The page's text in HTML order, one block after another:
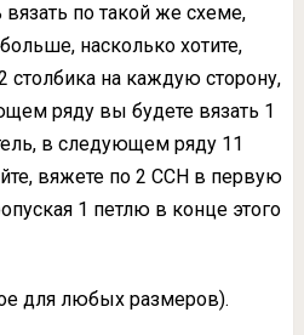
по такой же схеме,
насколько хотите,
столбика на каждую сторону,
ряду вы будете вязать 1
в следующем ряду 11
вяжете по 2 ССН в первую
1 петлю в конце этого
для любых размеров).